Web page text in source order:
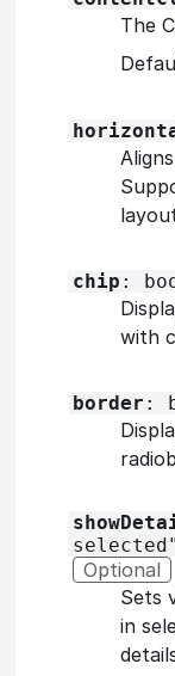
The
chip :
with
border :
Optional
Sets
in